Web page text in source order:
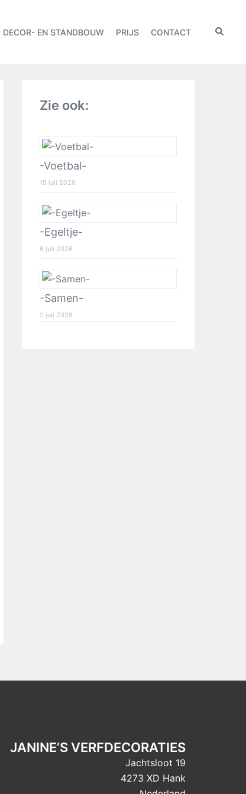
DECOR- EN STANDBOUW PRIJS CONTACT
Zie ook:
-Voetbal-
15 juli 2026
-Egeltje-
6 juli 2026
-Samen-
2 juli 2026
JANINE’S VERFDECORATIES
Jachtsloot 19
4273 XD Hank